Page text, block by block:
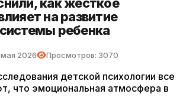
на развитие
ребенка
2026 Просмотров: 3070
детской психологии все
что эмоциональная атмосфера в